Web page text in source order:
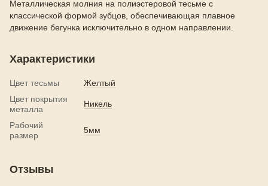
Металлическая молния на полиэстеровой тесьме с
классической формой зубцов, обеспечивающая плавное
движение бегунка исключительно в одном направлении.
Характеристики
Цвет тесьмы
Желтый
Цвет покрытия
металла
Никель
Рабочий
размер
5мм
Отзывы